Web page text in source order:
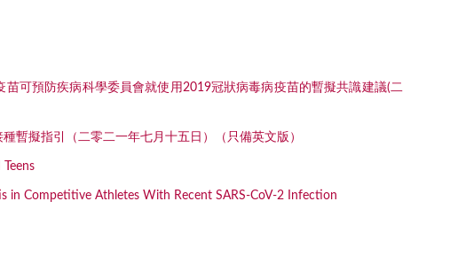
苗可預防疾病科學委員會就使用2019冠狀病毒病疫苗的暫擬共識建議(二
暫擬指引（二零二一年七月十五日）（只備英文版）
in Competitive Athletes With Recent SARS-CoV-2 Infection